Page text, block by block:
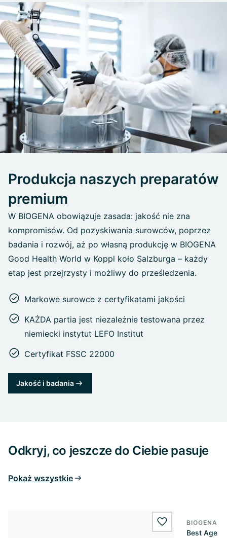
Produkcja naszych preparatów
premium
W BIOGENA obowiązuje zasada: jakość nie zna
kompromisów. Od pozyskiwania surowców, poprzez
badania i rozwój, aż po własną produkcję w BIOGENA
Good Health World w Koppl koło Salzburga – każdy
etap jest przejrzysty i możliwy do prześledzenia.
Markowe surowce z certyfikatami jakości
KAŻDA partia jest niezależnie testowana przez
niemiecki instytut LEFO Institut
Certyfikat FSSC 22000
Jakość i badania
Odkryj, co jeszcze do Ciebie pasuje
Pokaż wszystkie
wishlist.add
BIOGENA
Best Age